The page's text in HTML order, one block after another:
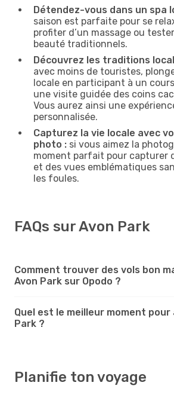
Détendez-vous dans un spa
saison est parfaite pour se
profiter d’un massage ou
beauté traditionnels.
Découvrez les traditions
avec moins de touristes,
locale en participant à un
une visite guidée des coins
Vous aurez ainsi une
personnalisée.
Capturez la vie locale avec
photo : si vous aimez la
moment parfait pour capturer
et des vues emblématiques
les foules.
FAQs sur Avon Park
Comment trouver des vols bon
Avon Park sur Opodo ?
Quel est le meilleur moment pour
Park ?
Planifie ton voyage